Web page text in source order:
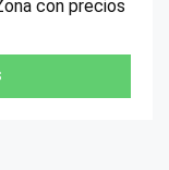
con precios